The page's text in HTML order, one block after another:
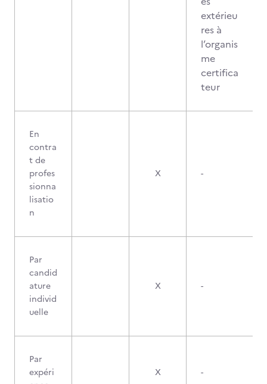
extérieu
res à
l’organis
me
certifica
teur
En
contra
t de
profes
sionna
lisatio
n
X -
Par
candid
ature
individ
uelle
X -
Par
expéri
X -